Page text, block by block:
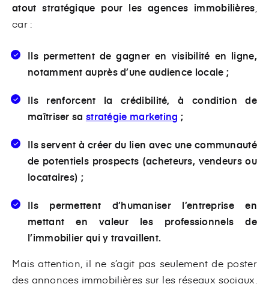
atout stratégique pour les agences immobilières
car :
Ils permettent de gagner en visibilité en ligne,
notamment auprès d’une audience locale ;
Ils renforcent la crédibilité, à condition de
maîtriser sa stratégie marketing ;
Ils servent à créer du lien avec une communauté
de potentiels prospects (acheteurs, vendeurs ou
locataires) ;
Ils permettent d’humaniser l’entreprise en
mettant en valeur les professionnels de
l’immobilier qui y travaillent.
Mais attention, il ne s’agit pas seulement de poster
des annonces immobilières sur les réseaux sociaux.